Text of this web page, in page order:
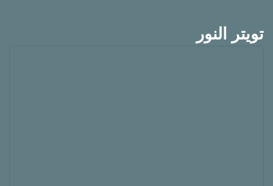
تويتر النور